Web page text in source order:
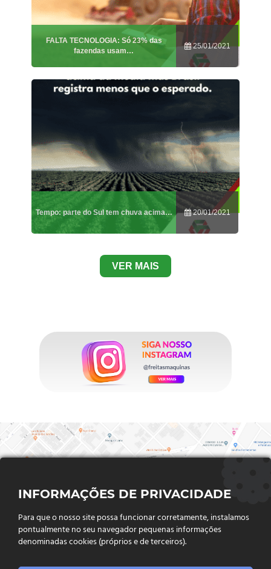
FALTA TECNOLOGIA: Só 23% das
fazendas usam…
25/01/2021
Tempo: parte do Sul tem chuva acima… 20/01/2021
VER MAIS
INFORMAÇÕES DE PRIVACIDADE
Para que o nosso site possa funcionar corretamente, instalamos
pontualmente no seu navegador pequenas informações
denominadas cookies (próprios e de terceiros).